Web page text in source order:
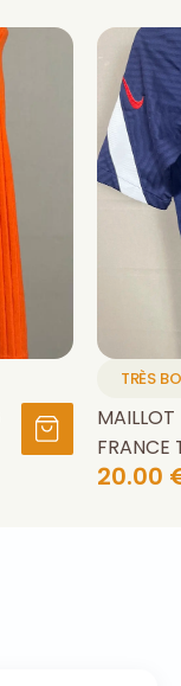
TRÈS
FRANCE
20.00